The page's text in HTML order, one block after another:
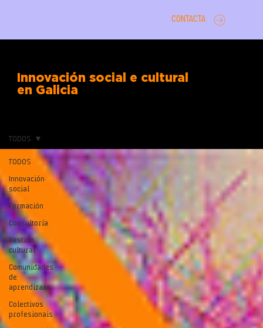
CONTACTA
Innovación social e cultural
en Galicia
TODOS
Innovación
social
Formación
Consultoría
Xestión
cultural
Comunidades
de
aprendizaxe
Colectivos
profesionais
TODOS